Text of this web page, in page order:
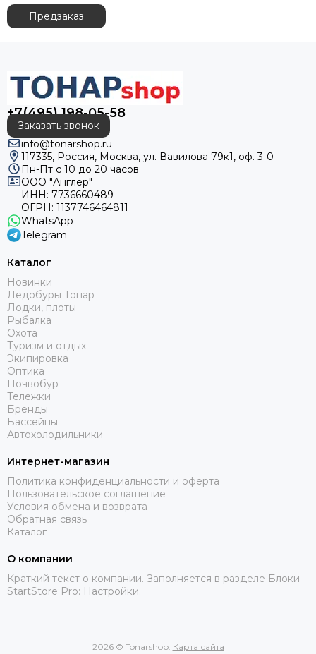
Предзаказ
+7(495) 198-05-58
Заказать звонок
info@tonarshop.ru
117335, Россия, Москва, ул. Вавилова 79к1, оф. 3-0
Пн-Пт с 10 до 20 часов
ООО "Англер"
ИНН: 7736660489
ОГРН: 1137746464811
WhatsApp
Telegram
Каталог
Новинки
Ледобуры Тонар
Лодки, плоты
Рыбалка
Охота
Туризм и отдых
Экипировка
Оптика
Почвобур
Тележки
Бренды
Бассейны
Автохолодильники
Интернет-магазин
Политика конфиденциальности и оферта
Пользовательское соглашение
Условия обмена и возврата
Обратная связь
Каталог
О компании
Краткий текст о компании. Заполняется в разделе Блоки -
StartStore Pro: Настройки.
2026 © Tonarshop. Карта сайта